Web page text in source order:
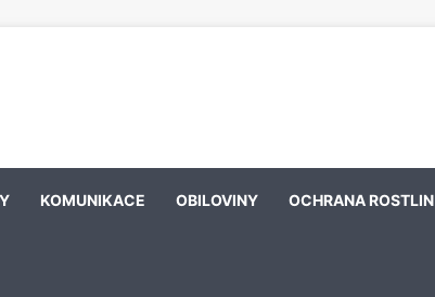
KOMUNIKACE OBILOVINY OCHRANA ROSTLIN